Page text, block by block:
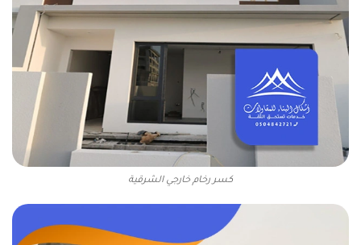
كسر رخام خارجي الشرقية